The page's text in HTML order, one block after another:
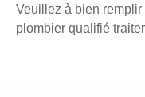
Veuillez à bien
plombier qualifié